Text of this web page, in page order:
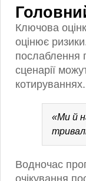
Ключова
оцінює
послаблення
сценарії
котируваннях.
«Ми й
Водночас
очікування